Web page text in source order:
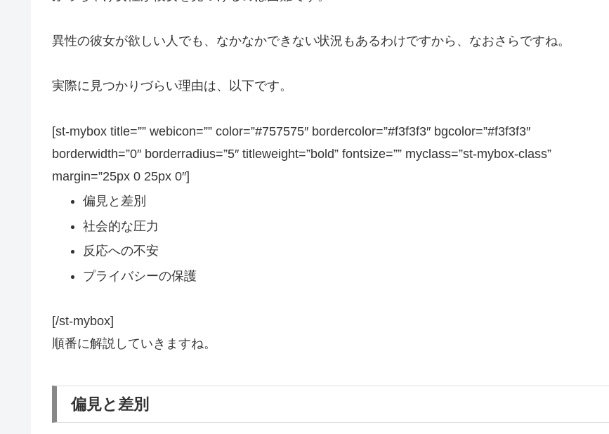
異性の彼女が欲しい人でも、なかなかできない状況もあるわけですから、なおさらですね。
実際に見つかりづらい理由は、以下です。
[st-mybox title=”” webicon=”” color=”#757575″ bordercolor=”#f3f3f3″ bgcolor=”#f3f3f3″
borderwidth=”0″ borderradius=”5″ titleweight=”bold” fontsize=”” myclass=”st-mybox-class”
margin=”25px 0 25px 0″]
偏見と差別
社会的な圧力
反応への不安
プライバシーの保護
[/st-mybox]
順番に解説していきますね。
偏見と差別